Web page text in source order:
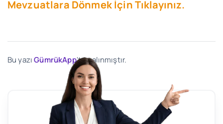
Mevzuatlara Dönmek İçin Tıklayınız.
Bu yazıGümrükApp'ten alınmıştır.